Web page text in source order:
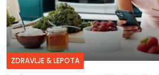
ZDRAVLJE & LEPOTA